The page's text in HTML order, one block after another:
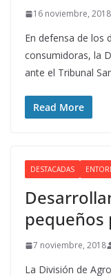
16 noviembre, 2018
En defensa de los
consumidoras, la
ante el Tribunal
Read More
DESTACADAS
pequeños
7 noviembre, 2018
La División de